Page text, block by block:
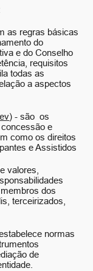
as regras básicas
do
e do Conselho
requisitos
todas as
a aspectos
) - são os
e
como os direitos
e Assistidos
valores,
dos
terceirizados,
normas
de